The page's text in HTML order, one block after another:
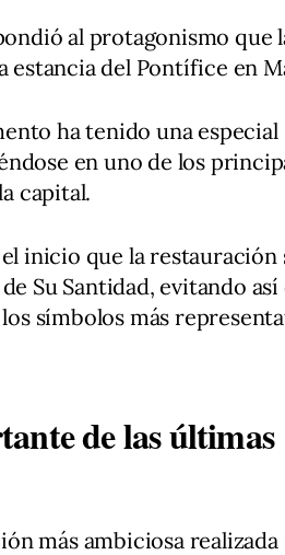
al protagonismo que
estancia del Pontífice en
ha tenido una especial
en uno de los
capital.
inicio que la restauración
Su Santidad, evitando
símbolos más
de las últimas
más ambiciosa realizada